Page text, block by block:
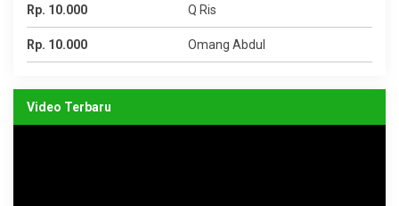
Rp. 10.000 Q Ris
Rp. 10.000 Omang Abdul
Video Terbaru